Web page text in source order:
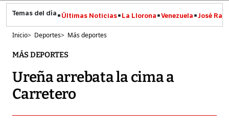
Últimas Noticias La Llorona Venezuela José
Inicio> Deportes> Más deportes
MÁS DEPORTES
Ureña arrebata la cima a
Carretero